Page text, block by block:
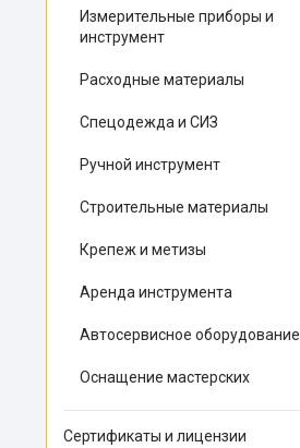
Измерительные приборы и
инструмент
Расходные материалы
Спецодежда и СИЗ
Ручной инструмент
Строительные материалы
Крепеж и метизы
Аренда инструмента
Автосервисное оборудование
Оснащение мастерских
Сертификаты и лицензии